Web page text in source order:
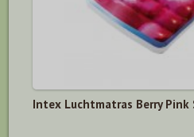
Intex Luchtmatras Berry